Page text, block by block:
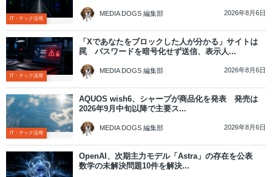
IT・テック活用
MEDIA DOGS 編集部 2026年8月6日
IT・テック活用
「Xであなたをブロックした人が分かる」サイトは
罠 パスワードを暗号化せず送信、表示人...
MEDIA DOGS 編集部 2026年8月6日
IT・テック活用
AQUOS wish6、シャープが商品化を発表 発売は
2026年9月中旬以降で主要ス...
MEDIA DOGS 編集部 2026年8月6日
OpenAI、次期主力モデル「Astra」の存在を公表
数学の未解決問題10件を解決...